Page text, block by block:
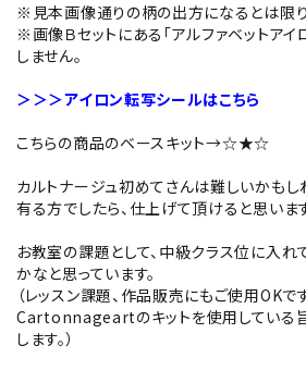
※見本画像通りの柄の出方になるとは限り
※画像Ｂセットにある「アルファベットア
しません。
＞＞＞アイロン転写シールはこちら
こちらの商品のベースキット→☆★☆
カルトナージュ初めてさんは難しいかもし
有る方でしたら、仕上げて頂けると思いま
お教室の課題として、中級クラス位に入
かなと思っています。
（レッスン課題、作品販売にもご使用OKです
Cartonnageartのキットを使用している
します。）